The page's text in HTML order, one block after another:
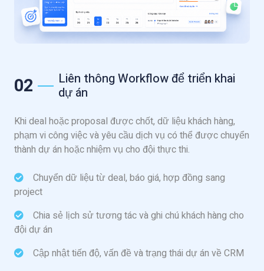
02
Liên thông Workflow để triển khai
dự án
Khi deal hoặc proposal được chốt, dữ liệu khách hàng,
phạm vi công việc và yêu cầu dịch vụ có thể được chuyển
thành dự án hoặc nhiệm vụ cho đội thực thi.
Chuyển dữ liệu từ deal, báo giá, hợp đồng sang
project
Chia sẻ lịch sử tương tác và ghi chú khách hàng cho
đội dự án
Cập nhật tiến độ, vấn đề và trạng thái dự án về CRM